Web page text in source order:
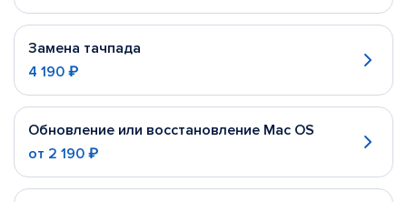
Замена тачпада
4 190 ₽
Обновление или восстановление Mac OS
от 2 190 ₽